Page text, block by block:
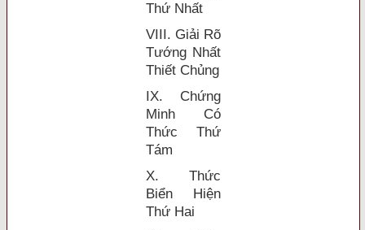
Thứ Nhất
VIII. Giải Rõ
Tướng Nhất
Thiết Chủng
IX. Chứng
Minh Có
Thức Thứ
Tám
X. Thức
Biển Hiện
Thứ Hai